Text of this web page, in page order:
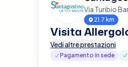
Via Turibio
21.7 km
Visita
Vedi altre prestazioni
Pagamento in sede